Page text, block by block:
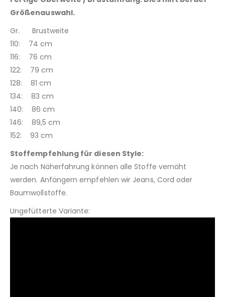
Größenauswahl.
Gr. Brustweite
110: 74 cm
116: 76 cm
122: 79 cm
128: 81 cm
134: 83 cm
140: 86 cm
146: 89,5 cm
152: 93 cm
Stoffempfehlung für diesen Style:
Je nach Näherfahrung können alle Stoffe vernäht
werden. Anfängern empfehlen wir Jeans, Cord oder
Baumwollstoffe.
Ungefütterte Variante: